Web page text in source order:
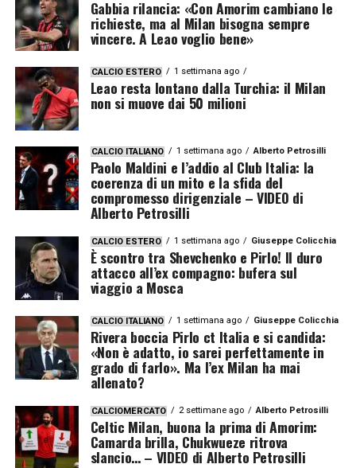
Gabbia rilancia: «Con Amorim cambiano le
richieste, ma al Milan bisogna sempre
vincere. A Leao voglio bene»
CALCIO ESTERO 1 settimana ago
Leao resta lontano dalla Turchia: il Milan
non si muove dai 50 milioni
CALCIO ITALIANO 1 settimana ago Alberto Petrosilli
Paolo Maldini e l’addio al Club Italia: la
coerenza di un mito e la sfida del
compromesso dirigenziale – VIDEO di
Alberto Petrosilli
CALCIO ESTERO 1 settimana ago Giuseppe Colicchia
È scontro tra Shevchenko e Pirlo! Il duro
attacco all’ex compagno: bufera sul
viaggio a Mosca
CALCIO ITALIANO 1 settimana ago Giuseppe Colicchia
Rivera boccia Pirlo ct Italia e si candida:
«Non è adatto, io sarei perfettamente in
grado di farlo». Ma l’ex Milan ha mai
allenato?
CALCIOMERCATO 2 settimane ago Alberto Petrosilli
Celtic Milan, buona la prima di Amorim:
Camarda brilla, Chukwueze ritrova
slancio… – VIDEO di Alberto Petrosilli